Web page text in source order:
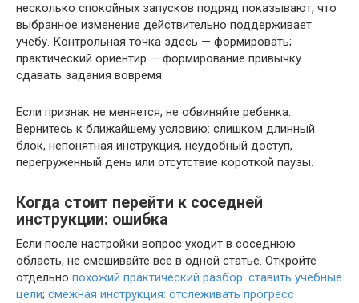
несколько спокойных запусков подряд показывают, что
выбранное изменение действительно поддерживает
учебу. Контрольная точка здесь — формировать;
практический ориентир — формирование привычку
сдавать задания вовремя.
Если признак не меняется, не обвиняйте ребенка.
Вернитесь к ближайшему условию: слишком длинный
блок, непонятная инструкция, неудобный доступ,
перегруженный день или отсутствие короткой паузы.
Когда стоит перейти к соседней
инструкции: ошибка
Если после настройки вопрос уходит в соседнюю
область, не смешивайте все в одной статье. Откройте
отдельно похожий практический разбор: ставить учебные
цели; смежная инструкция: отслеживать прогресс